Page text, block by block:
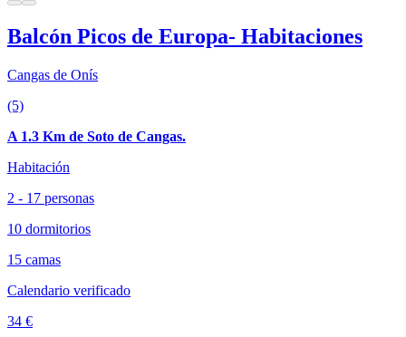
Balcón Picos de Europa- Habitaciones
Cangas de Onís
(5)
A 1.3 Km de Soto de Cangas.
Habitación
2 - 17 personas
10 dormitorios
15 camas
Calendario verificado
34 €